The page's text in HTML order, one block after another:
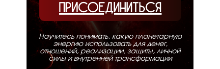
ПРИСОЕДИНИТЬСЯ
Научитесь понимать, какую планетарную
энергию использовать для денег,
отношений, реализации, защиты, личной
силы и внутренней трансформации